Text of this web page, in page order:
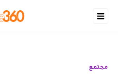
مجتمع